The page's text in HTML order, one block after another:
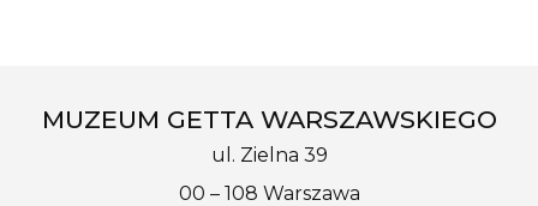
MUZEUM GETTA WARSZAWSKIEGO
ul. Zielna 39
00 – 108 Warszawa